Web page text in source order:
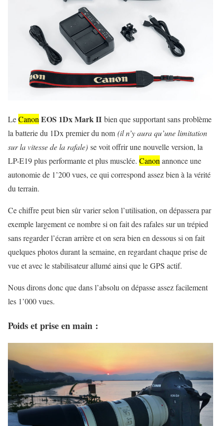
LeCanonEOS 1Dx Mark II bien que supportant sans problème
la batterie du 1Dx premier du nom (il n’y aura qu’une limitation
sur la vitesse de la rafale) se voit offrir une nouvelle version, la
LP-E19 plus performante et plus musclée. Canonannonce une
autonomie de 1’200 vues, ce qui correspond assez bien à la vérité
du terrain.
Ce chiffre peut bien sûr varier selon l’utilisation, on dépassera par
exemple largement ce nombre si on fait des rafales sur un trépied
sans regarder l’écran arrière et on sera bien en dessous si on fait
quelques photos durant la semaine, en regardant chaque prise de
vue et avec le stabilisateur allumé ainsi que le GPS actif.
Nous dirons donc que dans l’absolu on dépasse assez facilement
les 1’000 vues.
Poids et prise en main :